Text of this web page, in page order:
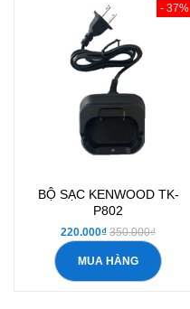
- 37%
BỘ SẠC KENWOOD TK-
P802
220.000₫ 350.000₫
MUA HÀNG